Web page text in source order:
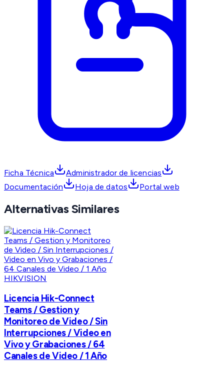
Ficha Técnica
Administrador de licencias
Documentación
Hoja de datos Portal web
Alternativas Similares
HIKVISION
Licencia Hik-Connect
Teams / Gestion y
Monitoreo de Video / Sin
Interrupciones / Video en
Vivo y Grabaciones / 64
Canales de Video / 1 Año